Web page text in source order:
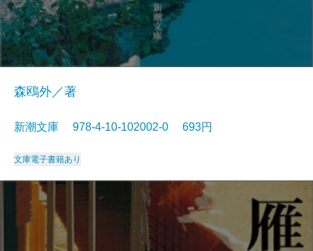
森鴎外／著
新潮文庫 978-4-10-102002-0 693円
文庫電子書籍あり